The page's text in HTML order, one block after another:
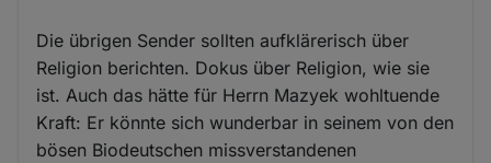
Die übrigen Sender sollten aufklärerisch über
Religion berichten. Dokus über Religion, wie sie
ist. Auch das hätte für Herrn Mazyek wohltuende
Kraft: Er könnte sich wunderbar in seinem von den
bösen Biodeutschen missverstandenen